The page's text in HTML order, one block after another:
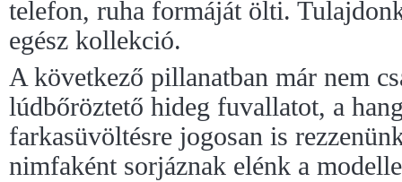
telefon, ruha formáját ölti.
egész kollekció.
A következő pillanatban már nem
lúdbőröztető hideg fuvallatot, a
farkasüvöltésre jogosan is
nimfaként sorjáznak elénk a